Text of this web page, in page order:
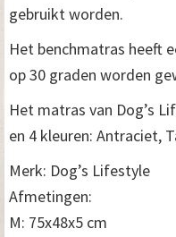
t
M
e
d
i
u
m
gebruikt worden.
Het benchmatras heeft
op 30 graden worden
Het matras van Dog’s
en 4 kleuren: Antraciet,
Merk: Dog’s Lifestyle
Afmetingen:
M: 75x48x5 cm